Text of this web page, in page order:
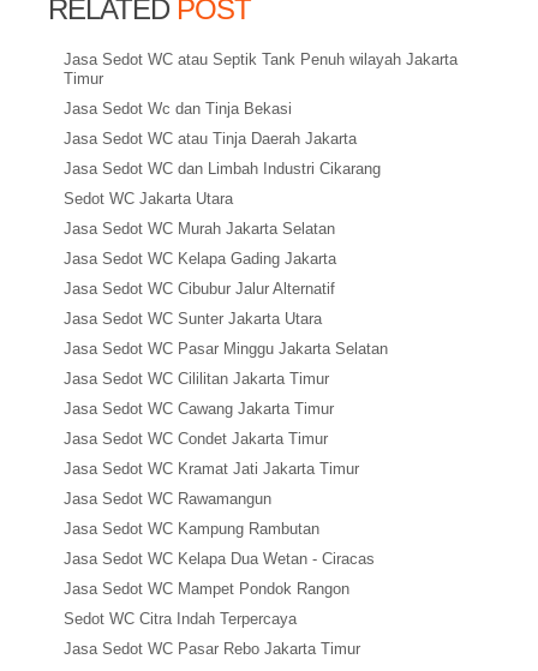
RELATED POST
Jasa Sedot WC atau Septik Tank Penuh wilayah Jakarta
Timur
Jasa Sedot Wc dan Tinja Bekasi
Jasa Sedot WC atau Tinja Daerah Jakarta
Jasa Sedot WC dan Limbah Industri Cikarang
Sedot WC Jakarta Utara
Jasa Sedot WC Murah Jakarta Selatan
Jasa Sedot WC Kelapa Gading Jakarta
Jasa Sedot WC Cibubur Jalur Alternatif
Jasa Sedot WC Sunter Jakarta Utara
Jasa Sedot WC Pasar Minggu Jakarta Selatan
Jasa Sedot WC Cililitan Jakarta Timur
Jasa Sedot WC Cawang Jakarta Timur
Jasa Sedot WC Condet Jakarta Timur
Jasa Sedot WC Kramat Jati Jakarta Timur
Jasa Sedot WC Rawamangun
Jasa Sedot WC Kampung Rambutan
Jasa Sedot WC Kelapa Dua Wetan - Ciracas
Jasa Sedot WC Mampet Pondok Rangon
Sedot WC Citra Indah Terpercaya
Jasa Sedot WC Pasar Rebo Jakarta Timur